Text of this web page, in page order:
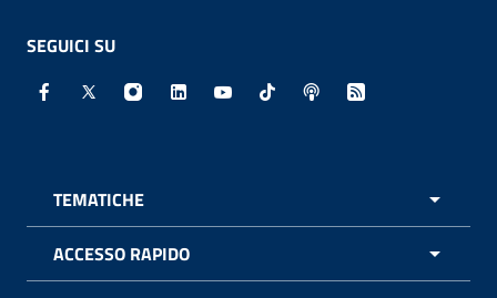
SEGUICI SU
Facebook - Sito esterno - Apertura in nuova finestra
X - Sito esterno - Apertura in nuova finestra
Instagram - Sito esterno - Apertura in
Linkedin - Sito esterno - Apertura in
Youtube - Sito esterno -
TikTok - Sito esterno -
Spreaker - Sito
Feed RSS -
TEMATICHE
ACCESSO RAPIDO